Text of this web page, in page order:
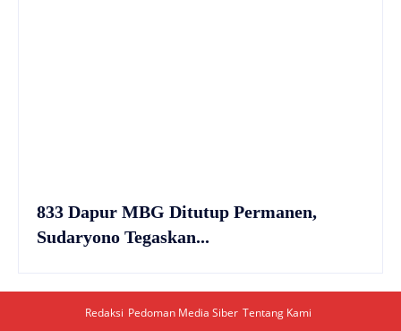
833 Dapur MBG Ditutup Permanen,
Sudaryono Tegaskan...
Redaksi Pedoman Media Siber Tentang Kami